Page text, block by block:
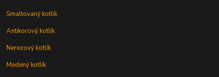
Smaltovaný kotlík
Antikorový kotlík
Nerezový kotlík
Medený kotlík